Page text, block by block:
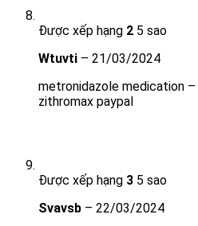
Được xếp hạng 2 5 sao
Wtuvti – 21/03/2024
metronidazole medication –
zithromax paypal
Được xếp hạng 3 5 sao
Svavsb – 22/03/2024